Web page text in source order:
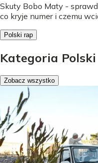
Skuty Bobo Maty -
co kryje numer i czemu
Polski rap
Kategoria
Zobacz wszystko